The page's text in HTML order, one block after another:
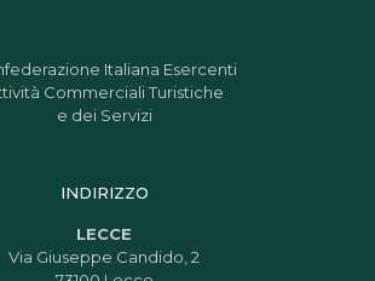
Italiana Esercenti
Commerciali Turistiche
e dei Servizi
INDIRIZZO
LECCE
Via Giuseppe Candido, 2